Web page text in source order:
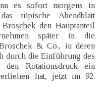
es sofort morgens in
tüpische Abendblatt
den Hauptanteil
später in die
& Co., in deren
durch die Einführung des
den Rotationsdruck ein
hat, jetzt im 92.